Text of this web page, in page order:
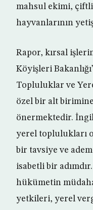
mahsul ekimi,
hayvanlarının
Rapor, kırsal
Köyişleri
Topluluklar ve
özel bir alt
önermektedir.
yerel toplulukları
bir tavsiye ve
isabetli bir
hükümetin
yetkileri, yerel